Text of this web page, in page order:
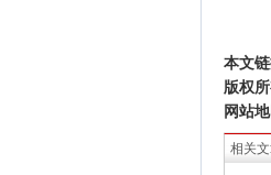
本文链
版权所
网站地
相关